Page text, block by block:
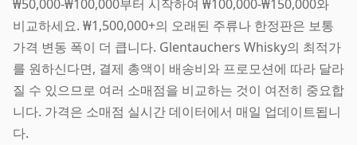
₩50,000-₩100,000부터 시작하여 ₩100,000-₩150,000와
비교하세요. ₩1,500,000+의 오래된 주류나 한정판은 보통
가격 변동 폭이 더 큽니다. Glentauchers Whisky의 최적가
를 원하신다면, 결제 총액이 배송비와 프로모션에 따라 달라
질 수 있으므로 여러 소매점을 비교하는 것이 여전히 중요합
니다. 가격은 소매점 실시간 데이터에서 매일 업데이트됩니
다.